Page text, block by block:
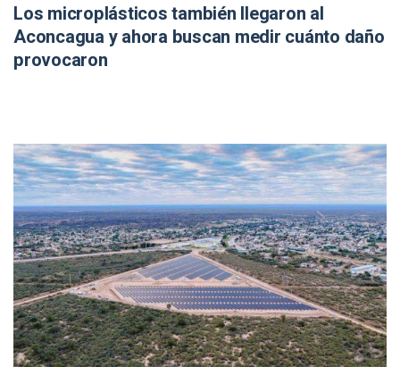
Los microplásticos también llegaron al
Aconcagua y ahora buscan medir cuánto daño
provocaron